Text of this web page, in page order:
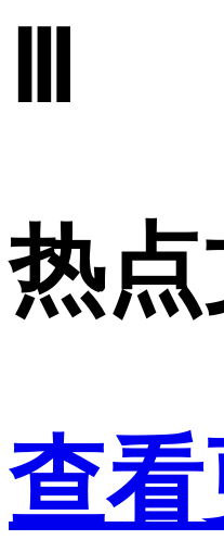
热
查